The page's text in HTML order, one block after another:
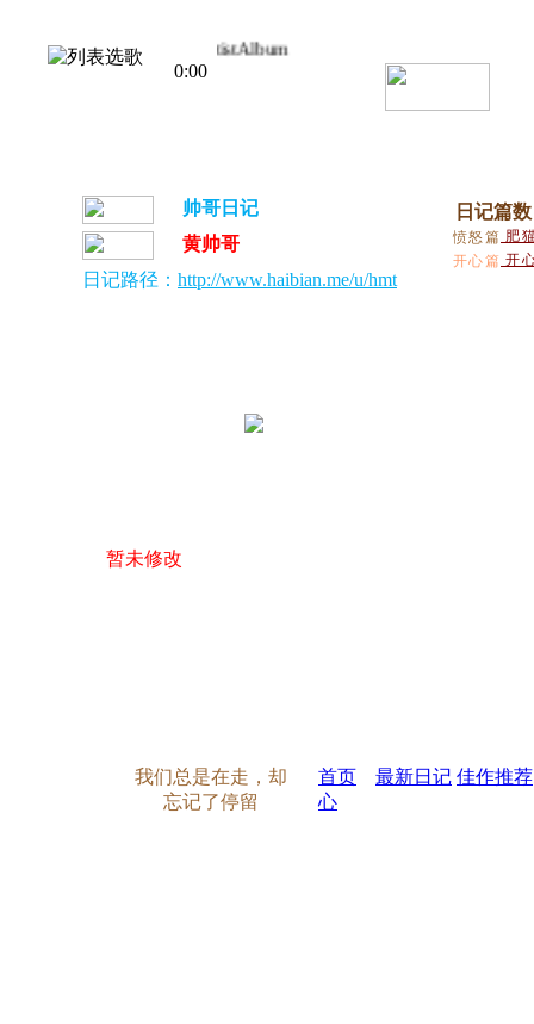
ArtistAlbum
0:00
帅哥日记
黄帅哥
日记路径： http://www.haibian.me/u/hmt
暂未修改
日记篇
愤怒篇 肥
开心篇 开
我们总是在走，却
忘记了停留
首页 最新日记 佳作推荐
心